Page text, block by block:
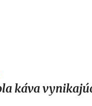
káva